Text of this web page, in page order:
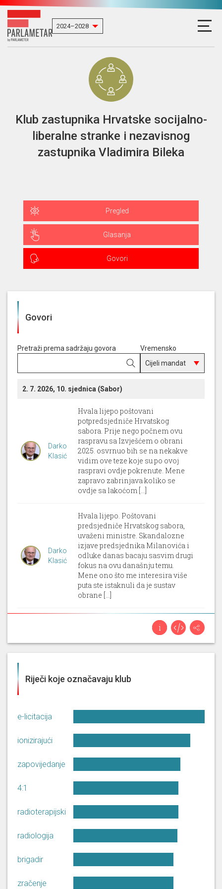
Klub zastupnika Hrvatske socijalno-
liberalne stranke i nezavisnog
zastupnika Vladimira Bileka
Pregled
Glasanja
Govori
Govori
Pretraži prema sadržaju govora
Vremensko
2. 7. 2026, 10. sjednica (Sabor)
Darko
Klasić
Hvala lijepo poštovani
potpredsjedniče Hrvatskog
sabora. Prije nego počnem ovu
raspravu sa Izvješćem o obrani
2025. osvrnuo bih se na nekakve
vidim ove teze koje su po ovoj
raspravi ovdje pokrenute. Mene
zapravo zabrinjava koliko se
ovdje sa lakoćom [...]
Darko
Klasić
Hvala lijepo. Poštovani
predsjedniče Hrvatskog sabora,
uvaženi ministre. Skandalozne
izjave predsjednika Milanovića i
odluke danas bacaju sasvim drugi
fokus na ovu današnju temu.
Mene ono što me interesira više
puta ste istaknuli da je sustav
obrane [...]
Darko
Hvala lijepo. Poštovani
predsjedniče Hrvatskog sabora,
Mene ono što me interesira više
Darko
Klasić
Hvala lijepo poštovani
potpredsjedniče Hrvatskog
sabora. Prije nego počnem ovu
raspravi ovdje pokrenute. Mene
zapravo zabrinjava koliko se
ovdje sa lakoćom [...]
25. 6. 2026, 10. sjednica (Sabor)
Hvala lijepo. Poštovani
predsjedniče HS-a, uvaženi
Riječi koje označavaju klub
e-licitacija
ionizirajući
zapovijedanje
4:1
radioterapijski
radiologija
brigadir
zračenje